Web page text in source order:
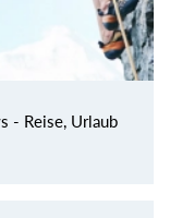
- Reise, Urlaub